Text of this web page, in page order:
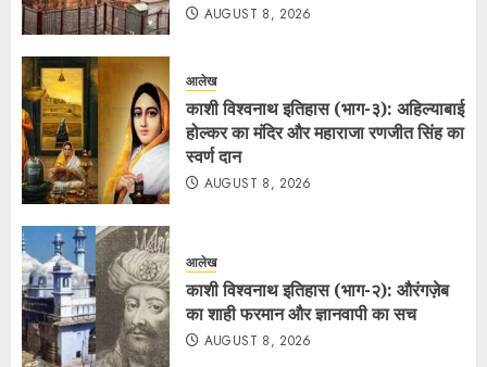
AUGUST 8, 2026
आलेख
काशी विश्वनाथ इतिहास (भाग-३): अहिल्याबाई
होल्कर का मंदिर और महाराजा रणजीत सिंह का
स्वर्ण दान
AUGUST 8, 2026
आलेख
काशी विश्वनाथ इतिहास (भाग-२): औरंगज़ेब
का शाही फरमान और ज्ञानवापी का सच
AUGUST 8, 2026